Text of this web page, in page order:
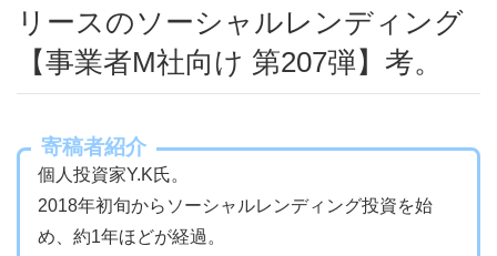
リースのソーシャルレンディング
【事業者M社向け 第207弾】考。
寄稿者紹介
個人投資家Y.K氏。
2018年初旬からソーシャルレンディング投資を始
め、約1年ほどが経過。